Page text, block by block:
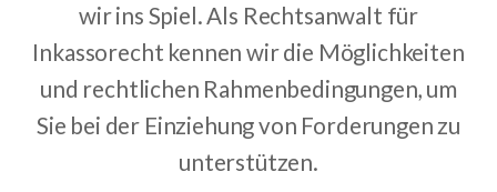
wir ins Spiel. Als Rechtsanwalt für
Inkassorecht kennen wir die Möglichkeiten
und rechtlichen Rahmenbedingungen, um
Sie bei der Einziehung von Forderungen zu
unterstützen.